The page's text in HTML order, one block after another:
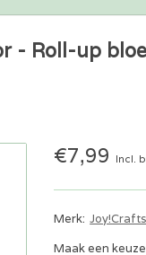
- Roll-up
€7,99 Incl.
Merk: Joy!Crafts
Maak een